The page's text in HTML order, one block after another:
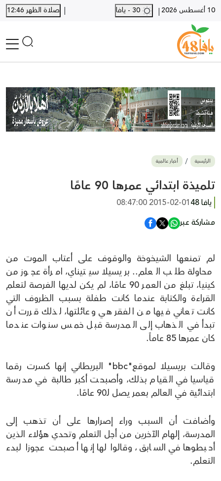
10 أغسطس 2026 |
| صلاة الظهر 12:46
أخبار محلية
أخبار يافا
SHORTS
أخبار اللد والرملة
بيع وشراء
أخبار القدس
وفيات
المزيد
الرئيسية أخبار عالمية
تلميذة ابتدائي عمرها 90 عامًا
يافا 48
2015-02-01 08:47:00
مشاركة عبر
لم تمنعها الشيخوخة والوقوف على أعتاب الموت من
محاولة طلب العلم.. بريسيلا سيتيناي، امرأة عجوز من
كينيا، تبلغ من العمر 90 عامًا، لم يكن لديها الفرصة لتعلم
القراءة والكتابة عندما كانت طفلة بسبب الظروف التي
كانت تعاني فيها من الفقر هي وعائلتها، لذلك قررت أن
تبدأ في الذهاب إلى المدرسة قبل خمس سنوات عندما
كان عمرها 85 عاماً.
وقالت بريسيلا لموقع"bbc" البريطاني إنها كسرت رقما
قياسيا في القيام بذلك، وأصبحت أكبر طالبة في مدرسة
ابتدائية في العالم بعمر يصل لـ90 عامًا.
وأضافت أن السبب وراء إصرارها على أن تذهب إلى
المدرسة، إلهام الآخرين من أجل التعلم وتحدي هؤلاء الذين
أحبطوها في السابق، وقالوا لها إنها أصبحت عجوزا لبدء
التعلم.